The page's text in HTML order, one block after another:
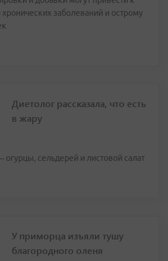
заболеваний и острому
Диетолог рассказала, что есть
в жару
огурцы, сельдерей и листовой салат
У приморца изъяли тушу
благородного оленя